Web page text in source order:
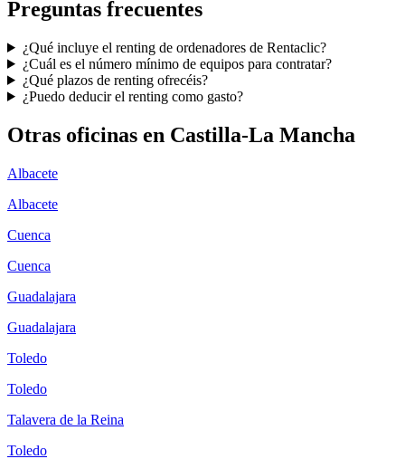
Preguntas frecuentes
¿Qué incluye el renting de ordenadores de Rentaclic?
¿Cuál es el número mínimo de equipos para contratar?
¿Qué plazos de renting ofrecéis?
¿Puedo deducir el renting como gasto?
Otras oficinas en Castilla-La Mancha
Albacete
Albacete
Cuenca
Cuenca
Guadalajara
Guadalajara
Toledo
Toledo
Talavera de la Reina
Toledo